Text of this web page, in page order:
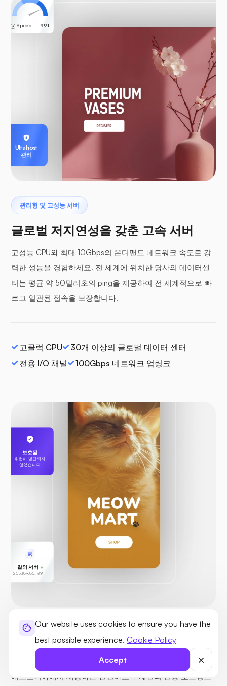
Our website uses cookies to ensure you have the
best possible experience. Cookie Policy
Accept
관리형 및 고성능 서버
글로벌 저지연성을 갖춘 고속 서버
고성능 CPU와 최대 10Gbps의 온디맨드 네트워크 속도로 강
력한 성능을 경험하세요. 전 세계에 위치한 당사의 데이터센
터는 평균 약 50밀리초의 ping을 제공하여 전 세계적으로 빠
르고 일관된 접속을 보장합니다.
고클럭 CPU
30개 이상의 글로벌 데이터 센터
전용 I/O 채널
100Gbps 네트워크 업링크
Speed 99.1
Ultahost
관리
보호됨
위협이 발견되지
않았습니다
칼의 서버
255.189.85.19
안전하고 신뢰할 수 있음
글로벌 인증을 통한 프리미엄 보안
에스토니아에서 제공하는 안전하고 무제한의 전용 호스팅으